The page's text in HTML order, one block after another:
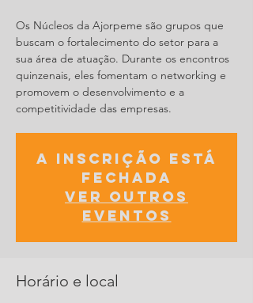
Os Núcleos da Ajorpeme são grupos que
buscam o fortalecimento do setor para a
sua área de atuação. Durante os encontros
quinzenais, eles fomentam o networking e
promovem o desenvolvimento e a
A inscrição está
fechada
Ver outros
eventos
Horário e local